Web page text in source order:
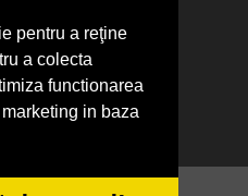
pentru a reţine
a colecta
functionarea
in baza